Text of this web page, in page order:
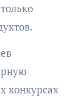
конкурсах